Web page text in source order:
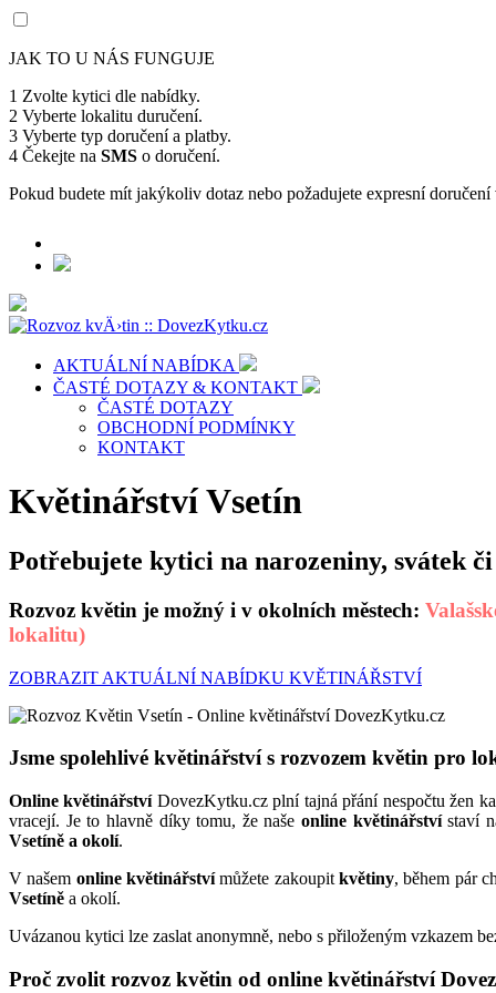
JAK TO U NÁS FUNGUJE
1 Zvolte kytici dle nabídky.
2 Vyberte lokalitu duručení.
3 Vyberte typ doručení a platby.
4 Čekejte na SMS o doručení.
Pokud budete mít jakýkoliv dotaz nebo požadujete expresní
AKTUÁLNÍ NABÍDKA
ČASTÉ DOTAZY & KONTAKT
ČASTÉ DOTAZY
OBCHODNÍ PODMÍNKY
KONTAKT
Květinářství Vsetín
Potřebujete kytici na narozeniny, svátek
Rozvoz květin je možný i v okolních městech:
lokalitu)
ZOBRAZIT AKTUÁLNÍ NABÍDKU KVĚTINÁŘSTVÍ
Jsme spolehlivé květinářství s rozvozem květin pro
Online květinářstvíDovezKytku.cz plní tajná přání nespočtu žen
vracejí. Je to hlavně díky tomu, že našeonline květinářstvístaví
Vsetíně a okolí.
V našem online květinářstvímůžete zakoupit květiny, během pár
Vsetíně a okolí.
Uvázanou kytici lze zaslat anonymně, nebo s přiloženým vzkazem
Proč zvolit rozvoz květin od online květinářství